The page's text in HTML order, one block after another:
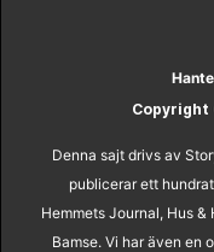
Copyright
Denna sajt drivs av
publicerar ett
Hemmets Journal, Hus
Bamse. Vi har även en